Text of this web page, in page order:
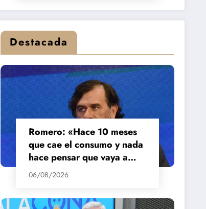
Destacada
Romero: «Hace 10 meses
que cae el consumo y nada
hace pensar que vaya a
repuntar»
06/08/2026